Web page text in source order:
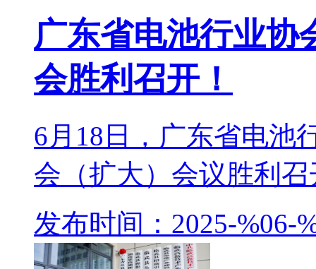
广东省电池行业协
会胜利召开！
6月18日，广东省电池
会（扩大）会议胜利
发布时间：2025-%06-